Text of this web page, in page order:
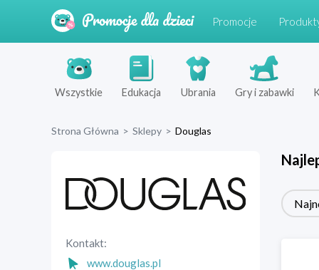
Promocje
Wszystkie Edukacja Ubrania Gry i zabawki
Strona Główna > Sklepy > Douglas
Kontakt:
www.douglas.pl